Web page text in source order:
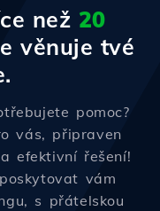
než 20
věnuje tvé
pomoc?
vás, připraven
efektivní řešení!
vám
s přátelskou